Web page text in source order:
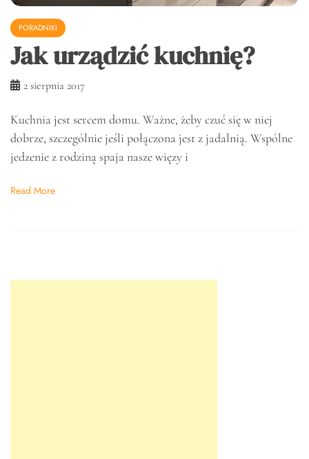
PORADNIKI
Jak urządzić kuchnię?
2 sierpnia 2017
Kuchnia jest sercem domu. Ważne, żeby czuć się w niej
dobrze, szczególnie jeśli połączona jest z jadalnią. Wspólne
jedzenie z rodziną spaja nasze więzy i
Read More